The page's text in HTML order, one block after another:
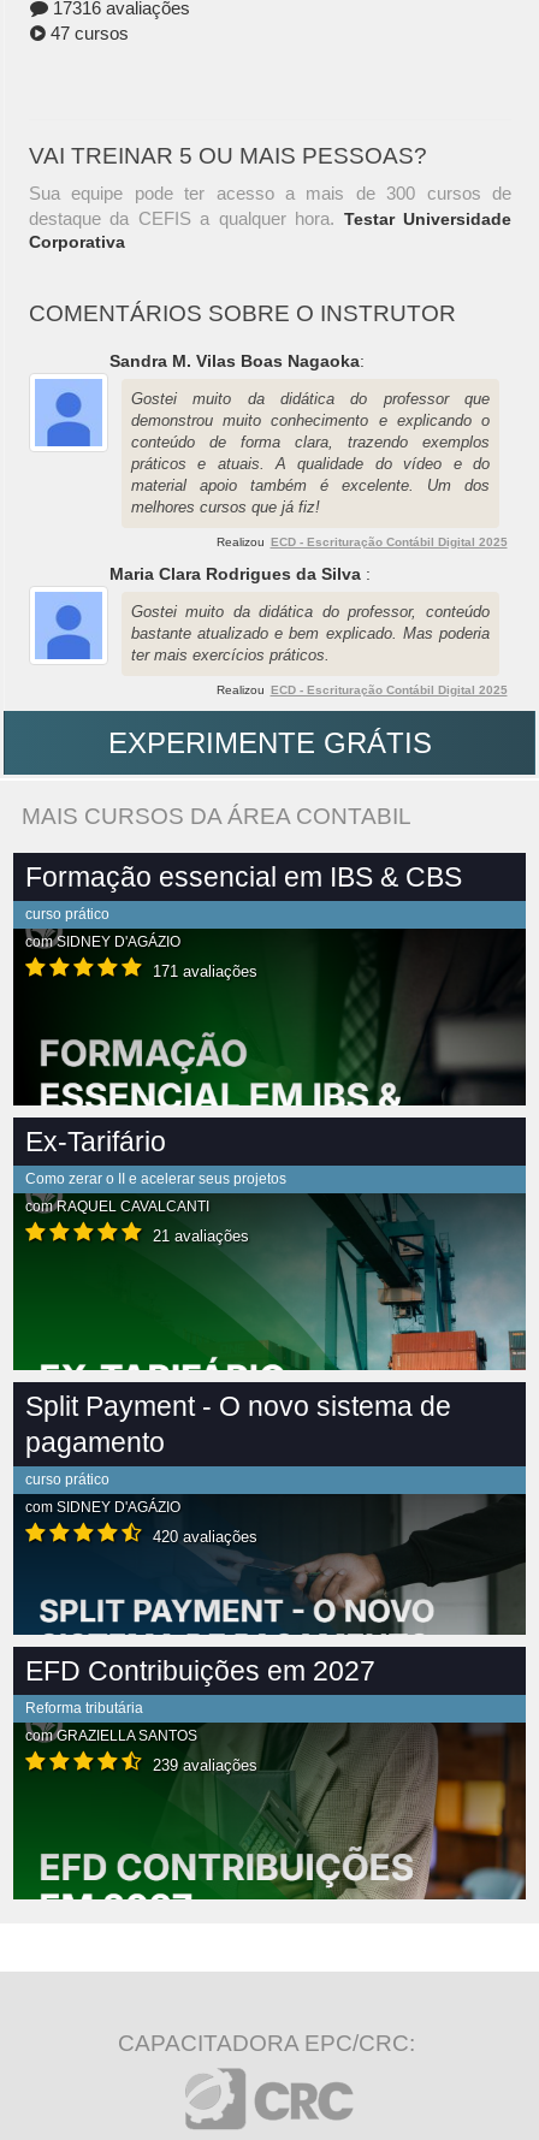
17316 avaliações
47 cursos
VAI TREINAR 5 OU MAIS PESSOAS?
Sua equipe pode ter acesso a mais de 300 cursos de
destaque da CEFIS a qualquer hora. Testar Universidade
Corporativa
COMENTÁRIOS SOBRE O INSTRUTOR
Sandra M. Vilas Boas Nagaoka:
Gostei muito da didática do professor que
demonstrou muito conhecimento e explicando o
conteúdo de forma clara, trazendo exemplos
práticos e atuais. A qualidade do vídeo e do
material apoio também é excelente. Um dos
melhores cursos que já fiz!
Realizou ECD - Escrituração Contábil Digital 2025
Maria Clara Rodrigues da Silva :
Gostei muito da didática do professor, conteúdo
bastante atualizado e bem explicado. Mas poderia
ter mais exercícios práticos.
Realizou ECD - Escrituração Contábil Digital 2025
EXPERIMENTE GRÁTIS
MAIS CURSOS DA ÁREA CONTABIL
Formação essencial em IBS & CBS
curso prático
comSIDNEY D'AGÁZIO
171 avaliações
Ex-Tarifário
Como zerar o II e acelerar seus projetos
comRAQUEL CAVALCANTI
21 avaliações
Split Payment - O novo sistema de
pagamento
curso prático
com SIDNEY D'AGÁZIO
420 avaliações
EFD Contribuições em 2027
Reforma tributária
comGRAZIELLA SANTOS
239 avaliações
CAPACITADORA EPC/CRC: